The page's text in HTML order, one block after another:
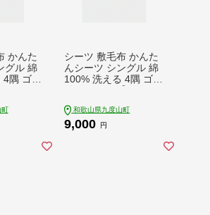
かんた
グル 綿
4隅 ゴム
シーツ 敷毛布 かんた
んシーツ シングル 綿
100% 洗える 4隅 ゴム
和歌山県九度山町
9,000 円